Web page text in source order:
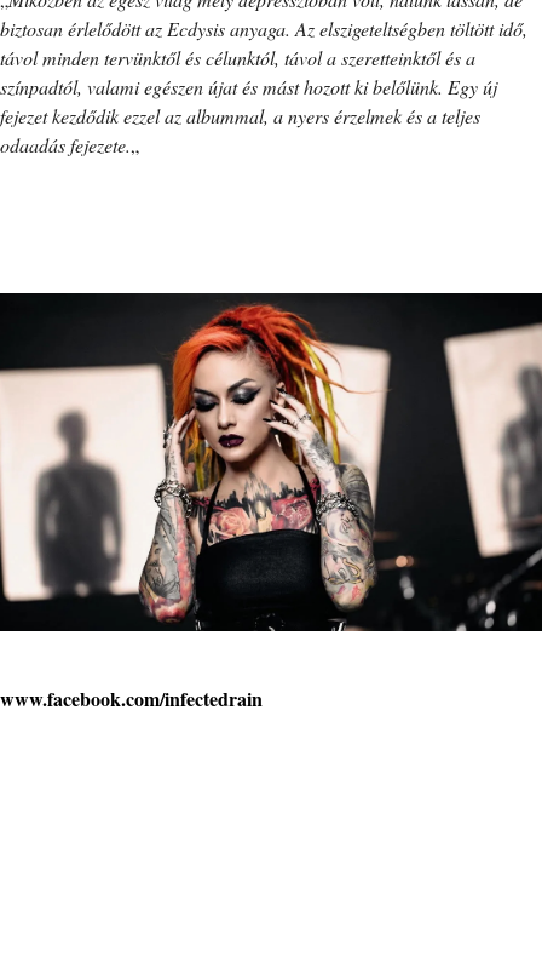
biztosan érlelődött az Ecdysis anyaga. Az elszigeteltségben töltött idő,
távol minden tervünktől és célunktól, távol a szeretteinktől és a
színpadtól, valami egészen újat és mást hozott ki belőlünk. Egy új
fejezet kezdődik ezzel az albummal, a nyers érzelmek és a teljes
odaadás fejezete.„
www.facebook.com/infectedrain